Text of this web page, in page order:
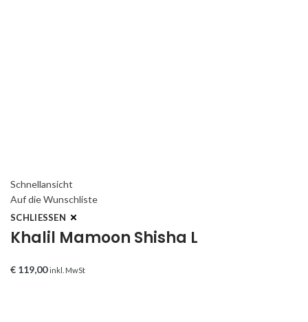
Schnellansicht
Auf die Wunschliste
SCHLIESSEN
Khalil Mamoon Shisha L
€ 119,00 inkl. MwSt